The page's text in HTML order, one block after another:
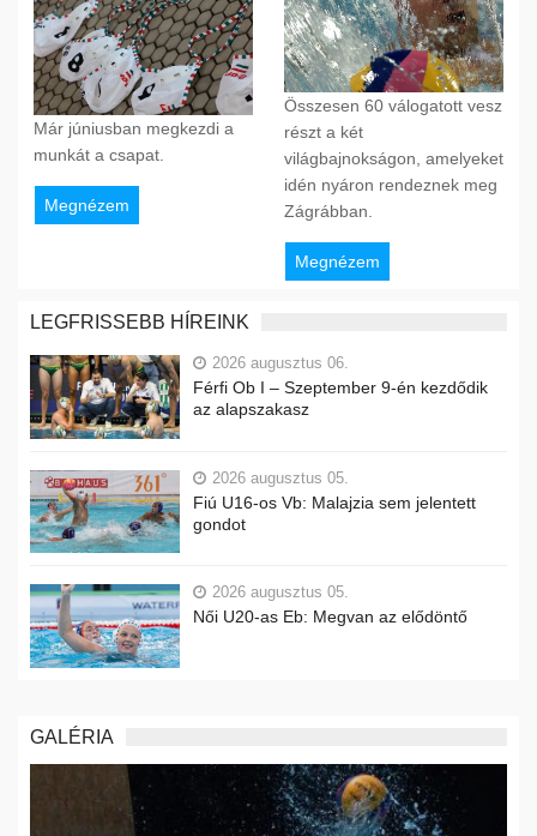
Már júniusban megkezdi a
munkát a csapat.
Megnézem
Összesen 60 válogatott vesz
részt a két
világbajnokságon, amelyeket
idén nyáron rendeznek meg
Zágrábban.
Megnézem
LEGFRISSEBB HÍREINK
2026 augusztus 06.
Férfi Ob I – Szeptember 9-én kezdődik
az alapszakasz
2026 augusztus 05.
Fiú U16-os Vb: Malajzia sem jelentett
gondot
2026 augusztus 05.
Női U20-as Eb: Megvan az elődöntő
GALÉRIA